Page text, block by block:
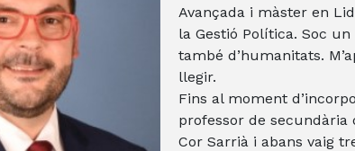
Avançada i màster en
la Gestió Política. Soc
també d’humanitats.
llegir.
Fins al moment
professor de
Cor Sarrià i abans vaig